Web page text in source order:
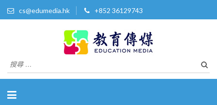
cs@edumedia.hk +852 36129743
教育傳媒集團有限公司
搜
尋